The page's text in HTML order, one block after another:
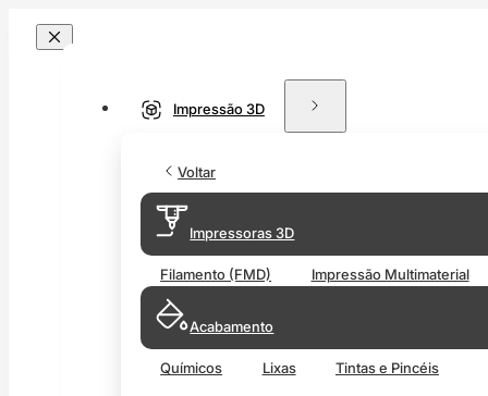
Impressão 3D
Voltar
Impressoras 3D
Filamento (FMD) Impressão Multimaterial
Acabamento
Químicos Lixas Tintas e Pincéis